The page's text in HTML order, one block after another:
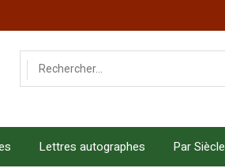
Lettres autographes Par Siècle